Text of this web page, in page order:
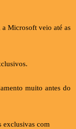
Microsoft veio até as
muito antes do
exclusivas com